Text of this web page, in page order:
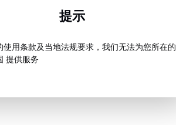
提示
使用条款及当地法规要求，我们无法为您所在的
提供服务